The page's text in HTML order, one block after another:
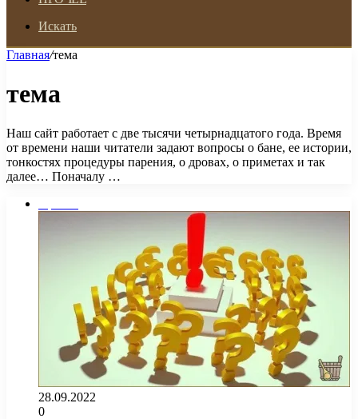
Искать
Главная/тема
тема
Наш сайт работает с две тысячи четырнадцатого года. Время
от времени наши читатели задают вопросы о бане, ее истории,
тонкостях процедуры парения, о дровах, о приметах и ​​так
далее… Поначалу …
28.09.2022
0